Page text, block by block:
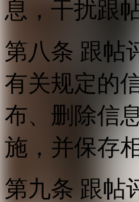
息，干扰跟
第八条 跟帖
有关规定的
布、删除信
施，并保存
第九条 跟帖